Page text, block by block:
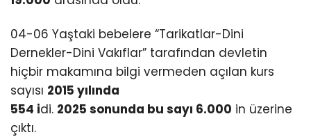
04-06 Yaştaki bebelere “Tarikatlar-Dini
Dernekler-Dini Vakıflar” tarafından devletin
hiçbir makamına bilgi vermeden açılan kurs
sayısı 2015 yılında
554 idi. 2025 sonunda bu sayı 6.000 in üzerine
çıktı.